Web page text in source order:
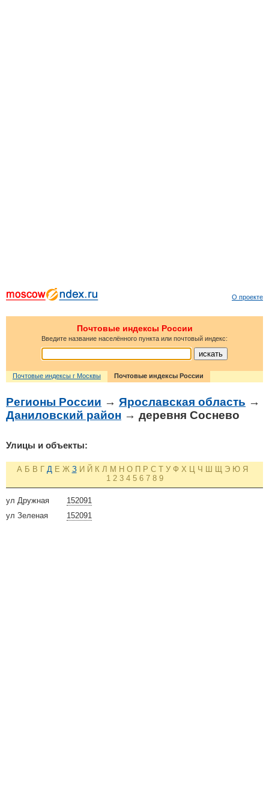
О проекте
Почтовые индексы России
Введите название населённого пункта или почтовый индекс:
Почтовые индексы г Москвы Почтовые индексы России
Регионы России → Ярославская область →
Даниловский район → деревня Соснево
Улицы и объекты:
А Б В Г Д Е Ж З И Й К Л М Н О П Р С Т У Ф Х Ц Ч Ш Щ Э Ю Я
1 2 3 4 5 6 7 8 9
152091
ул Дружная
152091
ул Зеленая